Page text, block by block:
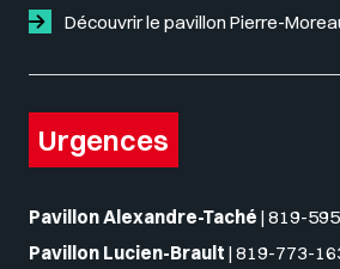
Découvrir le pavillon Pierre-
Urgences
Pavillon Alexandre-Taché | 819-
Pavillon Lucien-Brault | 819-773-